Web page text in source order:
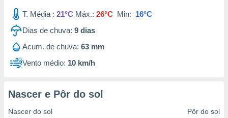
T. Média : 21°C Máx.: 26°C Min: 16°C
Dias de chuva: 9 dias
Acum. de chuva: 63 mm
Vento médio: 10 km/h
Nascer e Pôr do sol
Nascer do sol Pôr do sol